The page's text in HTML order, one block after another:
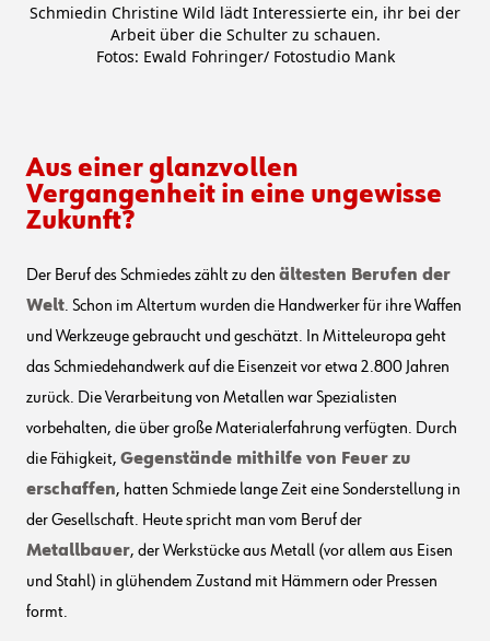
Schmiedin Christine Wild lädt Interessierte ein, ihr bei der
Arbeit über die Schulter zu schauen.
Fotos: Ewald Fohringer/ Fotostudio Mank
Aus einer glanzvollen
Vergangenheit in eine ungewisse
Zukunft?
Der Beruf des Schmiedes zählt zu den ältesten Berufen der
Welt. Schon im Altertum wurden die Handwerker für ihre Waffen
und Werkzeuge gebraucht und geschätzt. In Mitteleuropa geht
das Schmiedehandwerk auf die Eisenzeit vor etwa 2.800 Jahren
zurück. Die Verarbeitung von Metallen war Spezialisten
vorbehalten, die über große Materialerfahrung verfügten. Durch
die Fähigkeit, Gegenstände mithilfe von Feuer zu
erschaffen, hatten Schmiede lange Zeit eine Sonderstellung in
der Gesellschaft. Heute spricht man vom Beruf der
Metallbauer, der Werkstücke aus Metall (vor allem aus Eisen
und Stahl) in glühendem Zustand mit Hämmern oder Pressen
formt.